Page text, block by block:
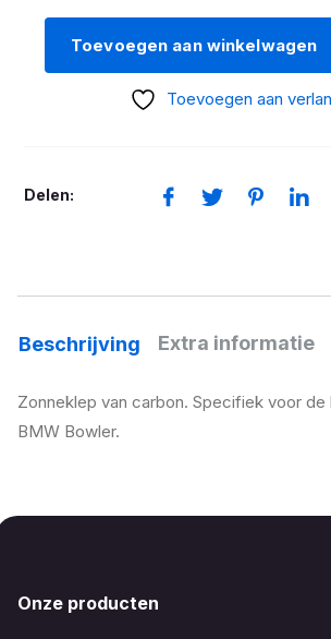
Toevoegen aan winkelwagen
Toevoegen aan
Delen:
Beschrijving Extra informatie
Zonneklep van carbon. Specifiek voor de
BMW Bowler.
Onze producten